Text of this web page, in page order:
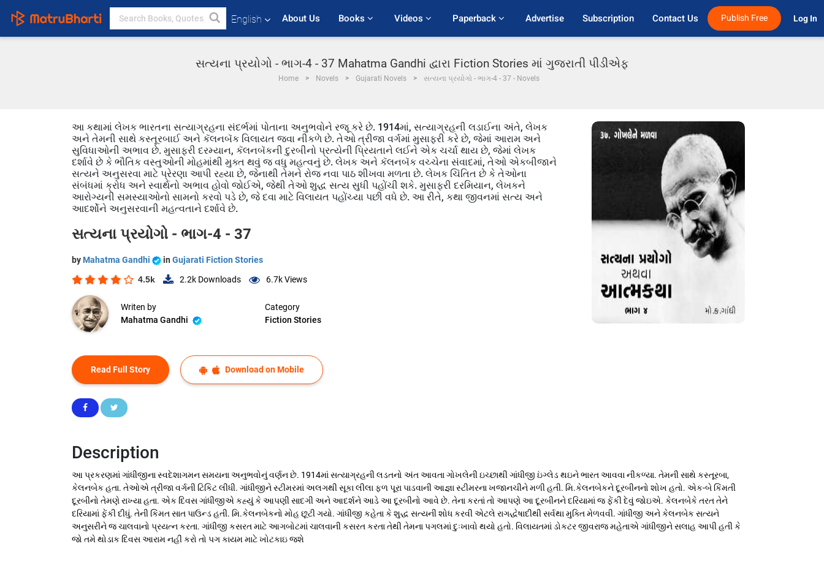
English About Us Books Videos Paperback Advertise Subscription Contact Us Publish Free Log In
સત્યના પ્રયોગો - ભાગ-4 - 37 Mahatma Gandhi દ્વારા Fiction Stories માં ગુજરાતી પીડીએફ
Home Novels Gujarati Novels સત્યના પ્રયોગો - ભાગ-4 - 37 - Novels
આ કથામાં લેખક ભારતના સત્યાગ્રહના સંદર્ભમાં પોતાના અનુભવોને રજૂ કરે છે. 1914માં, સત્યાગ્રહની લડાઈના અંતે, લેખક
અને તેમની સાથે કસ્તૂરબાઈ અને કૅલનબૅક વિલાયત જવા નીકળે છે. તેઓ ત્રીજા વર્ગમાં મુસાફરી કરે છે, જેમાં આરામ અને
સુવિધાઓની અભાવ છે. મુસાફરી દરમ્યાન, કૅલનબૅકની દુરબીનો પ્રત્યેની પ્રિયતાને લઈને એક ચર્ચા થાય છે, જેમાં લેખક
દર્શાવે છે કે ભૌતિક વસ્તુઓની મોહમાંથી મુક્ત થવું જ વધુ મહત્વનું છે. લેખક અને કૅલનબૅક વચ્ચેના સંવાદમાં, તેઓ એકબીજાને
સત્યને અનુસરવા માટે પ્રેરણા આપી રહ્યા છે, જેનાથી તેમને રોજ નવા પાઠ શીખવા મળતા છે. લેખક ચિંતિત છે કે તેઓના
સંબંધમાં ક્રોધ અને સ્વાર્થનો અભાવ હોવો જોઈએ, જેથી તેઓ શુદ્ધ સત્ય સુધી પહોંચી શકે. મુસાફરી દરમિયાન, લેખકને
આરોગ્યની સમસ્યાઓનો સામનો કરવો પડે છે, જે દવા માટે વિલાયત પહોંચ્યા પછી વધે છે. આ રીતે, કથા જીવનમાં સત્ય અને
આદર્શોને અનુસરવાની મહત્વતાને દર્શાવે છે.
સત્યના પ્રયોગો - ભાગ-4 - 37
by Mahatma Gandhi in Gujarati Fiction Stories
4.5k 2.2k Downloads 6.7kViews
Writen by
Mahatma Gandhi
Category
Fiction Stories
Read Full Story Download on Mobile
Description
આ પ્રકરણમાં ગાંધીજીના સ્વદેશાગમન સમયના અનુભવોનું વર્ણન છે. 1914માં સત્યાગ્રહની લડતનો અંત આવતા ગોખલેની ઇચ્છાથી ગાંધીજી ઇંગ્લેડ થઇને ભારત આવવા નીકળ્યા. તેમની સાથે કસ્તૂરબા,
કેલનબેક હતા. તેઓએ ત્રીજા વર્ગની ટિકિટ લીધી. ગાંધીજીને સ્ટીમરમાં અલગથી સૂકા લીલા ફળ પૂરા પાડવાની આજ્ઞા સ્ટીમરના ખજાનચીને મળી હતી. મિ.કેલનબેકને દૂરબીનનો શોખ હતો. એક-બે કિંમતી
દૂરબીનો તેમણે રાખ્યા હતા. એક દિવસ ગાંધીજીએ કહ્યું કે આપણી સાદગી અને આદર્શને આડે આ દૂરબીનો આવે છે. તેના કરતાં તો આપણે આ દૂરબીનને દરિયામાં જ ફેંકી દેવું જોઇએ. કેલનબેકે તરત તેને
દરિયામાં ફેંકી દીધું. તેની કિંમત સાત પાઉન્ડ હતી. મિ.કેલનબેકનો મોહ છૂટી ગયો. ગાંધીજી કહેતા કે શુદ્ધ સત્યની શોધ કરવી એટલે રાગદ્ધેષાદીથી સર્વથા મુક્તિ મેળવવી. ગાંધીજી અને કેલનબેક સત્યને
અનુસરીને જ ચાલવાનો પ્રયત્ન કરતા. ગાંધીજી કસરત માટે આગબોટમાં ચાલવાની કસરત કરતા તેથી તેમના પગલમાં દુઃખાવો થયો હતો. વિલાયતમાં ડોકટર જીવરાજ મહેતાએ ગાંધીજીને સલાહ આપી હતી કે
જો તમે થોડાક દિવસ આરામ નહીં કરો તો પગ કાયમ માટે ખોટકાઇ જશે